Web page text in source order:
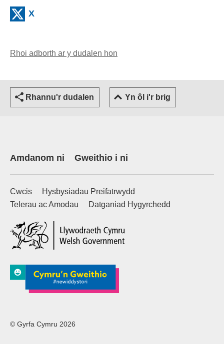
X
Rhoi adborth ar y dudalen hon
Rhannu'r dudalen Yn ôl i'r brig
Amdanom ni Gweithio i ni
Cwcis
Hysbysiadau Preifatrwydd
Telerau ac Amodau
Datganiad Hygyrchedd
(external websiteCY)
© Gyrfa Cymru 2026